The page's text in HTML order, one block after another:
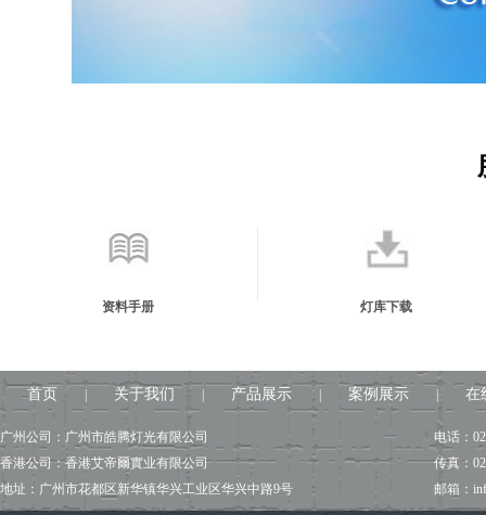
资料手册 灯库下载
首页 关于我们 产品展示 案例展示 在
广州公司：广州市皓腾灯光有限公司
香港公司：香港艾帝爾實业有限公司
地址：广州市花都区新华镇华兴工业区华兴中路9号
电话：
传真：
邮箱：